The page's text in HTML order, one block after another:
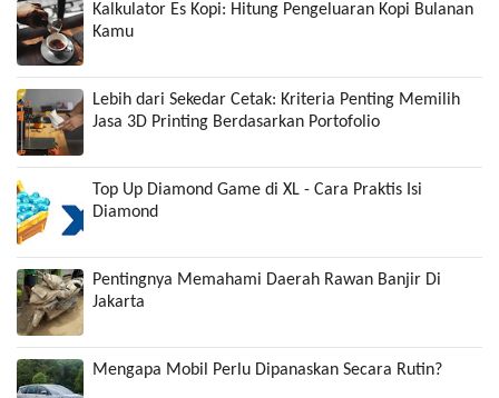
Kalkulator Es Kopi: Hitung Pengeluaran Kopi Bulanan
Kamu
Lebih dari Sekedar Cetak: Kriteria Penting Memilih
Jasa 3D Printing Berdasarkan Portofolio
Top Up Diamond Game di XL - Cara Praktis Isi
Diamond
Pentingnya Memahami Daerah Rawan Banjir Di
Jakarta
Mengapa Mobil Perlu Dipanaskan Secara Rutin?